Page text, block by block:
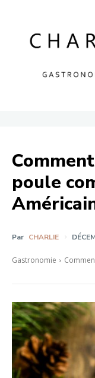
poule
Par CHARLIE
Gastronomie